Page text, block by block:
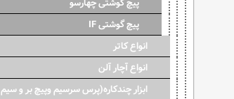
پیچ گوشتی IF
انواع کاتر
انواع آچار آلن
ابزار چندکاره(پرس سرسیم وپیچ بر و سیم